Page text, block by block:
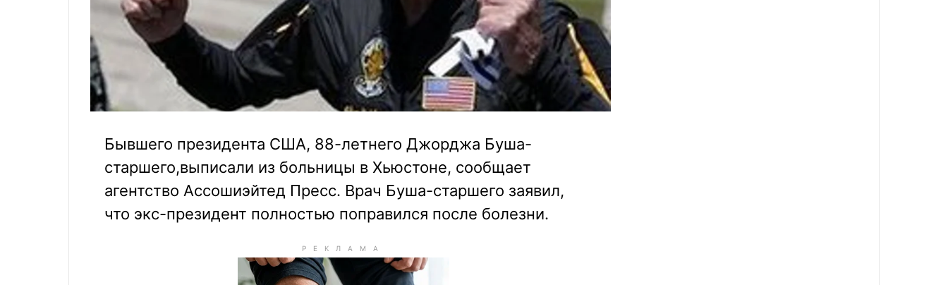
Бывшего президента США, 88-летнего Джорджа Буша-
старшего,выписали из больницы в Хьюстоне, сообщает
агентство Ассошиэйтед Пресс. Врач Буша-старшего заявил,
что экс-президент полностью поправился после болезни.